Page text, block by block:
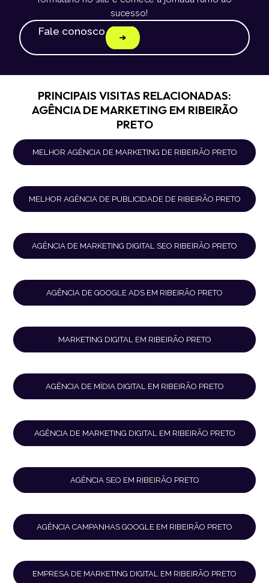
sucesso!
Fale conosco
PRINCIPAIS VISITAS RELACIONADAS:
AGÊNCIA DE MARKETING EM RIBEIRÃO
PRETO
MELHOR AGÊNCIA DE MARKETING DE RIBEIRÃO PRETO
MELHOR AGÊNCIA DE PUBLICIDADE DE RIBEIRÃO PRETO
AGÊNCIA DE MARKETING DIGITAL SEO RIBEIRÃO PRETO
AGÊNCIA DE GOOGLE ADS EM RIBEIRÃO PRETO
MARKETING DIGITAL EM RIBEIRÃO PRETO
AGÊNCIA DE MÍDIA DIGITAL EM RIBEIRÃO PRETO
AGÊNCIA DE MARKETING DIGITAL EM RIBEIRÃO PRETO
AGÊNCIA SEO EM RIBEIRÃO PRETO
AGÊNCIA CAMPANHAS GOOGLE EM RIBEIRÃO PRETO
EMPRESA DE MARKETING DIGITAL EM RIBEIRÃO PRETO